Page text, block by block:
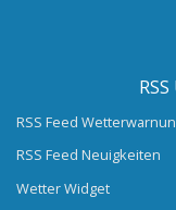
RSS Feed
RSS Feed Neuigkeiten
Wetter Widget